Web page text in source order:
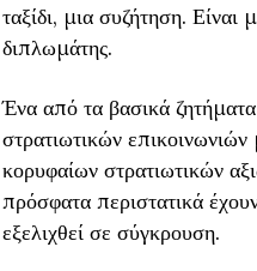
ταξίδι, μια συζήτηση. Είναι
διπλωμάτης.
Ένα από τα βασικά
στρατιωτικών
κορυφαίων στρατιωτικών
πρόσφατα περιστατικά
εξελιχθεί σε σύγκρουση.